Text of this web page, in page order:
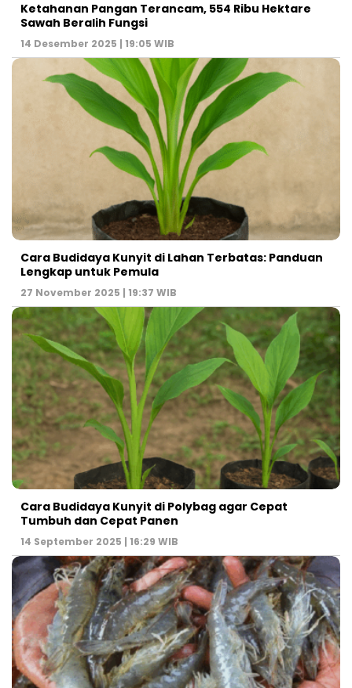
Ketahanan Pangan Terancam, 554 Ribu Hektare
Sawah Beralih Fungsi
14 Desember 2025 | 19:05 WIB
Cara Budidaya Kunyit di Lahan Terbatas: Panduan
Lengkap untuk Pemula
27 November 2025 | 19:37 WIB
Cara Budidaya Kunyit di Polybag agar Cepat
Tumbuh dan Cepat Panen
14 September 2025 | 16:29 WIB